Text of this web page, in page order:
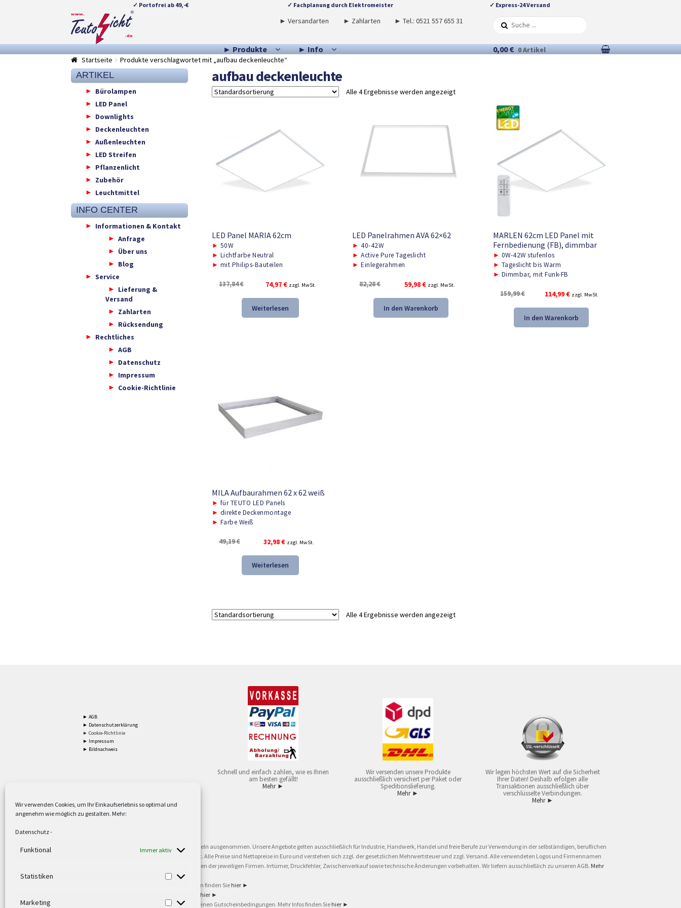
Wir verwenden Cookies, um Ihr Einkaufserlebnis so optimal und
angenehm wie möglich zu gestalten. Mehr:
Datenschutz-
Funktional Immer aktiv
Statistiken
Marketing
✓ Portofrei ab 49,-€ ✓ Fachplanung durch Elektromeister ✓ Express-24 Versand
Zur
Navigation
springen
Springe
zum
► Versandarten ► Zahlarten ► Tel.: 0521 557 655 31
► Produkte ► Info 0,00 € 0 Artikel
Startseite
Produkte verschlagwortet mit „aufbau deckenleuchte“
aufbau deckenleuchte
Alle 4 Ergebnisse werden angezeigt
LED Panel MARIA 62cm
► 50W
► Lichtfarbe Neutral
► mit Philips-Bauteilen
137,84€
Ursprünglicher
war:
137,84 €
74,97€Aktueller
ist:
74,97 €.
zzgl. MwSt.
Weiterlesen
LED Panelrahmen AVA 62×62
► 40-42W
► Active Pure Tageslicht
► Einlegerahmen
82,28€
Ursprünglicher
war:
82,28 €
59,98€Aktueller
ist:
59,98 €.
zzgl. MwSt.
In den Warenkorb
MARLEN 62cm LED Panel mit
Fernbedienung (FB), dimmbar
► 0W-42W stufenlos
► Tageslicht bis Warm
► Dimmbar, mit Funk-FB
159,99€
Ursprünglicher
war:
159,99 €
114,99€Aktueller
ist:
114,99 €.
zzgl. MwSt.
In den Warenkorb
MILA Aufbaurahmen 62 x 62 weiß
► für TEUTO LED Panels
► direkte Deckenmontage
► Farbe Weiß
49,19€
Ursprünglicher
war:
49,19 €
32,98€Aktueller
ist:
32,98 €.
zzgl. MwSt.
Weiterlesen
Alle 4 Ergebnisse werden angezeigt
ARTIKEL
Bürolampen
LED Panel
Downlights
Deckenleuchten
Außenleuchten
LED Streifen
Pflanzenlicht
Zubehör
Leuchtmittel
INFO CENTER
Informationen & Kontakt
Anfrage
Über uns
Blog
Service
Lieferung &
Versand
Zahlarten
Rücksendung
Rechtliches
AGB
Datenschutz
Impressum
Cookie-Richtlinie
► AGB
► Datenschutzerklärung
► Cookie-Richtlinie
► Impressum
► Bildnachweis
Schnell und einfach zahlen, wie es Ihnen
am besten gefällt!
Mehr ►
Wir versenden unsere Produkte
ausschließlich versichert per Paket oder
Speditionslieferung.
Mehr ►
Wir legen höchsten Wert auf die Sicherheit
Ihrer Daten! Deshalb erfolgen alle
Transaktionen ausschließlich über
verschlüsselte Verbindungen.
Mehr ►
Versandkostenfrei ab 59,90 € Nettowarenwert. Inseln ausgenommen. Unsere Angebote gelten ausschließlich für Industrie, Handwerk, Handel und freie Berufe zur Verwendung in der selbständigen, beruflichen
oder gewerblichen Tätigkeit. Kein Verkauf an privat. Alle Preise sind Nettopreise in Euro und verstehen sich zzgl. der gesetzlichen Mehrwertsteuer und zzgl. Versand. Alle verwendeten Logos und Firmennamen
sind Warenzeichen oder eingetragene Warenzeichen der jeweiligen Firmen. Irrtümer, Druckfehler, Zwischenverkauf sowie technische Änderungen vorbehalten. Wir liefern ausschließlich zu unseren AGB. Mehr
Weitere Informationen und Zahlungsbedingungen finden Sie hier ►
hier ►
Ab 79,- Nettowarenwert. Es gelten unsere allgemeinen Gutscheinbedingungen. Mehr Infos finden Sie hier ►